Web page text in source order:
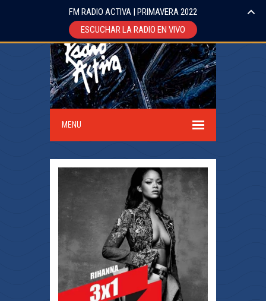
MENU
FM RADIO ACTIVA | PRIMAVERA 2022
ESCUCHAR LA RADIO EN VIVO